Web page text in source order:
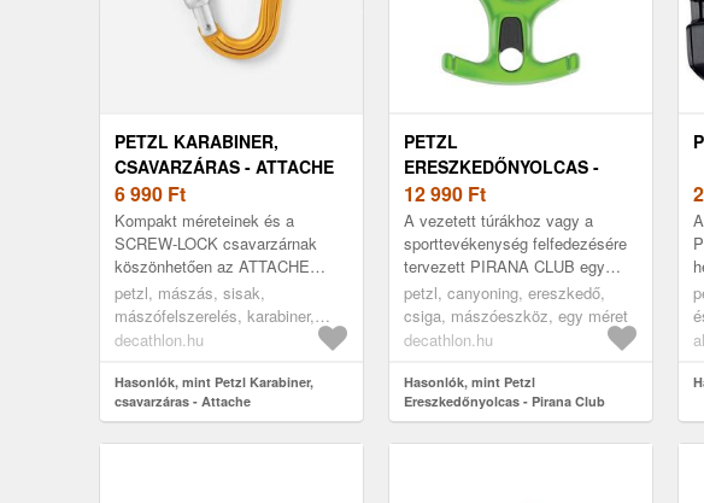
PETZL KARABINER,
CSAVARZÁRAS - ATTACHE
6 990 Ft
Kompakt méreteinek és a
SCREW-LOCK csavarzárnak
köszönhetően az ATTACHE
karabiner számos különféle
felhasználáshoz ideális. Körte
alakú, csavarzára...
petzl, mászás, sisak,
mászófelszerelés, karabiner,
expressz, karabiner, .
decathlon.hu
Hasonlók, mint Petzl Karabiner,
csavarzáras - Attache
PETZL
ERESZKEDŐNYOLCAS -
PIRANA CLUB
12 990 Ft
A vezetett túrákhoz vagy a
sporttevékenység felfedezésére
tervezett PIRANA CLUB egy
könnyen használható, állítható
súrlódású canyoning ereszkedő.
H...
petzl, canyoning, ereszkedő,
csiga, mászóeszköz, egy méret
decathlon.hu
Hasonlók, mint Petzl
Ereszkedőnyolcas - Pirana Club